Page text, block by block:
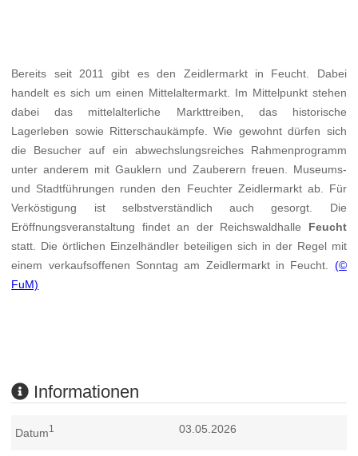
Bereits seit 2011 gibt es den Zeidlermarkt in Feucht. Dabei
handelt es sich um einen Mittelaltermarkt. Im Mittelpunkt stehen
dabei das mittelalterliche Markttreiben, das historische
Lagerleben sowie Ritterschaukämpfe. Wie gewohnt dürfen sich
die Besucher auf ein abwechslungsreiches Rahmenprogramm
unter anderem mit Gauklern und Zauberern freuen. Museums-
und Stadtführungen runden den Feuchter Zeidlermarkt ab. Für
Verköstigung ist selbstverständlich auch gesorgt. Die
Eröffnungsveranstaltung findet an der Reichswaldhalle Feucht
statt. Die örtlichen Einzelhändler beteiligen sich in der Regel mit
einem verkaufsoffenen Sonntag am Zeidlermarkt in Feucht. (©
FuM)
Informationen
Datum1 03.05.2026